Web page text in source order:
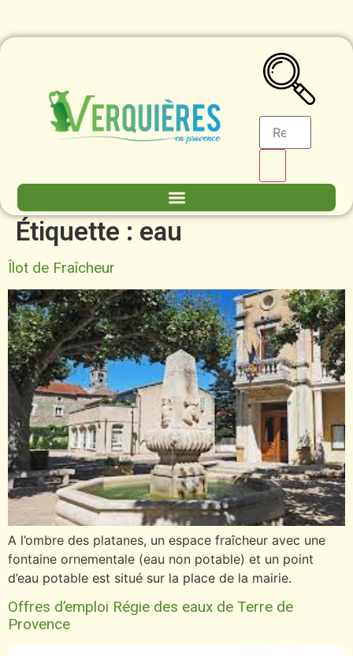
Étiquette : eau
Îlot de Fraîcheur
A l’ombre des platanes, un espace fraîcheur avec une
fontaine ornementale (eau non potable) et un point
d’eau potable est situé sur la place de la mairie.
Offres d’emploi Régie des eaux de Terre de
Provence